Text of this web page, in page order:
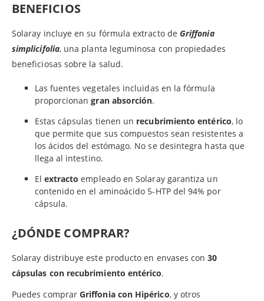
BENEFICIOS
Solaray incluye en su fórmula extracto de Griffonia
simplicifolia, una planta leguminosa con propiedades
beneficiosas sobre la salud.
Las fuentes vegetales incluidas en la fórmula
proporcionangran absorción.
Estas cápsulas tienen un recubrimiento entérico, lo
que permite que sus compuestos sean resistentes a
los ácidos del estómago. No se desintegra hasta que
llega al intestino.
El extracto empleado en Solaray garantiza un
contenido en el aminoácido 5-HTP del 94% por
cápsula.
¿DÓNDE COMPRAR?
Solaray distribuye este producto en envases con30
cápsulas con recubrimiento entérico.
Puedes comprarGriffonia con Hipérico, y otros